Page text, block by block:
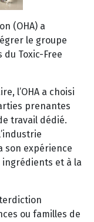
(OHA) a
le groupe
Toxic-Free
l’OHA a choisi
prenantes
travail dédié.
son expérience
et à la
ou familles de